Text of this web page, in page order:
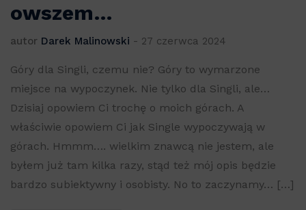
owszem…
autor Darek Malinowski - 27 czerwca 2024
Góry dla Singli, czemu nie? Góry to wymarzone
miejsce na wypoczynek. Nie tylko dla Singli, ale…
Dzisiaj opowiem Ci trochę o moich górach. A
właściwie opowiem Ci jak Single wypoczywają w
górach. Hmmm…. wielkim znawcą nie jestem, ale
byłem już tam kilka razy, stąd też mój opis będzie
bardzo subiektywny i osobisty. No to zaczynamy… […]